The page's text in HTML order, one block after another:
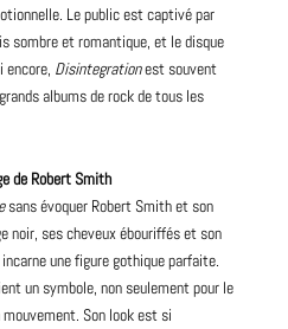
Le public est captivé par
sombre et romantique, et le disque
encore, Disintegrationest souvent
albums de rock de tous les
de Robert Smith
sans évoquer Robert Smith et son
noir, ses cheveux ébouriffés et son
une figure gothique parfaite.
un symbole, non seulement pour le
Son look est si